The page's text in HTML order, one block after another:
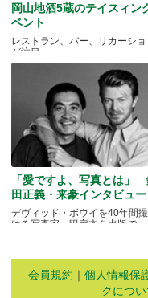
岡山地酒5蔵のテイスィン
ベント
レストラン、バー、リカーシ
が注目
「愛ですよ、写真とは」
田正義・来豪インタビュー
デヴィッド・ボウイを40年間
ける写真家、限定本を出版で
会員規約 ｜ 個人情報保
クについ